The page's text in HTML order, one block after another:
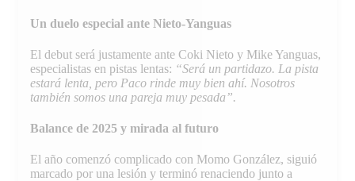
Un duelo especial ante Nieto-Yanguas
El debut será justamente ante Coki Nieto y Mike Yanguas,
especialistas en pistas lentas: “Será un partidazo. La pista
estará lenta, pero Paco rinde muy bien ahí. Nosotros
también somos una pareja muy pesada”.
Balance de 2025 y mirada al futuro
El año comenzó complicado con Momo González, siguió
marcado por una lesión y terminó renaciendo junto a